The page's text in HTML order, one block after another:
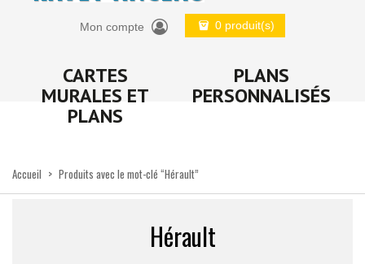
Mon compte 0 produit(s)
CARTES
MURALES ET
PLANS
PLANS
PERSONNALISÉS
Accueil > Produits avec le mot-clé “Hérault”
Hérault